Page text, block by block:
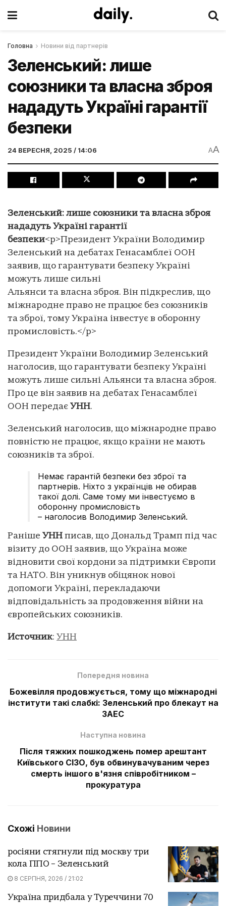
Головна Новини від партнерів
Зеленський: лише
союзники та власна зброя
нададуть Україні гарантії
безпеки
24 ВЕРЕСНЯ, 2025 / 14:06 AA
Зеленський: лише союзники та власна зброя
нададуть Україні гарантії
безпеки<p>Президент України Володимир
Зеленський на дебатах Генасамблеї ООН
заявив, що гарантувати безпеку Україні
можуть лише сильні
Альянси та власна зброя. Він підкреслив, що
міжнародне право не працює без союзників
та зброї, тому Україна інвестує в оборонну
промисловість.</p>
Президент України Володимир Зеленський
наголосив, що гарантувати безпеку Україні
можуть лише сильні Альянси та власна зброя.
Про це він заявив на дебатах Генасамблеї
ООН передає УНН.
Зеленський наголосив, що міжнародне право
повністю не працює, якщо країни не мають
союзників та зброї.
Немає гарантій безпеки без зброї та
партнерів. Ніхто з українців не обирав
такої долі. Саме тому ми інвестуємо в
оборонну промисловість
– наголосив Володимир Зеленський.
Раніше УНН писав, що Дональд Трамп під час
візиту до ООН заявив, що Україна може
відновити свої кордони за підтримки Європи
та НАТО. Він уникнув обіцянок нової
допомоги Україні, перекладаючи
відповідальність за продовження війни на
європейських союзників.
Источник: УНН
Попередня новина
Божевілля продовжується, тому що міжнародні
інститути такі слабкі: Зеленський про блекаут на
ЗАЕС
Наступна новина
Після тяжких пошкоджень помер арештант
Київського СІЗО, був обвинувачуваним через
смерть іншого в'язня співробітником –
прокуратура
Схожі Новини
росіяни стягнули під москву три
кола ППО – Зеленський
8 СЕРПНЯ, 2026 / 21:02
Україна придбала у Туреччини 70